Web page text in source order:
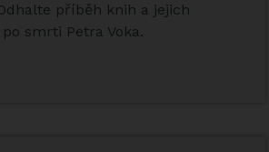
příběh knih a jejich
smrti Petra Voka.